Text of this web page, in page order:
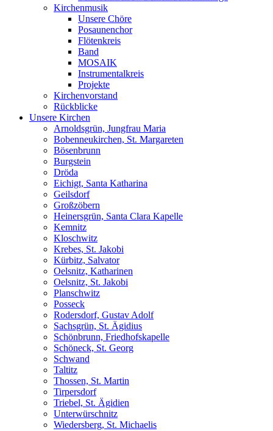
Kirchenmusik
Unsere Chöre
Posaunenchor
Flötenkreis
Band
MOSAIK
Instrumentalkreis
Projekte
Kirchenvorstand
Rückblicke
Unsere Kirchen
Arnoldsgrün, Jungfrau Maria
Bobenneukirchen, St. Margareten
Bösenbrunn
Burgstein
Dröda
Eichigt, Santa Katharina
Geilsdorf
Großzöbern
Heinersgrün, Santa Clara Kapelle
Kemnitz
Kloschwitz
Krebes, St. Jakobi
Kürbitz, Salvator
Oelsnitz, Katharinen
Oelsnitz, St. Jakobi
Planschwitz
Posseck
Rodersdorf, Gustav Adolf
Sachsgrün, St. Ägidius
Schönbrunn, Friedhofskapelle
Schöneck, St. Georg
Schwand
Taltitz
Thossen, St. Martin
Tirpersdorf
Triebel, St. Ägidien
Unterwürschnitz
Wiedersberg, St. Michaelis